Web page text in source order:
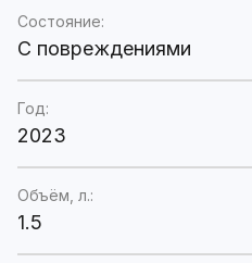
Состояние:
C повреждениями
Год:
2023
Объём, л.:
1.5